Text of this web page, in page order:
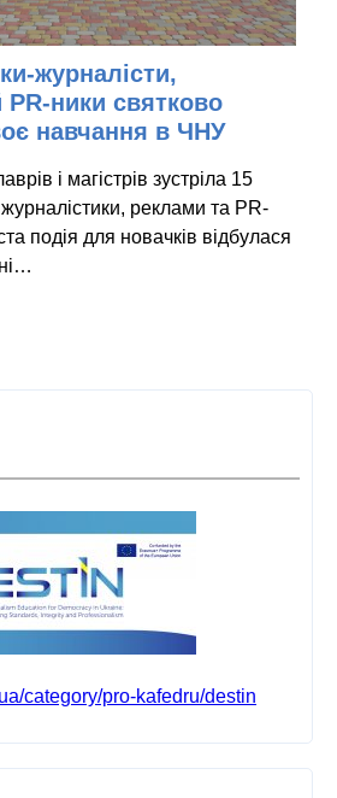
журналісти,
ники святково
навчання в ЧНУ
і магістрів зустріла 15
реклами та PR-
подія для новачків відбулася
category/pro-kafedru/destin